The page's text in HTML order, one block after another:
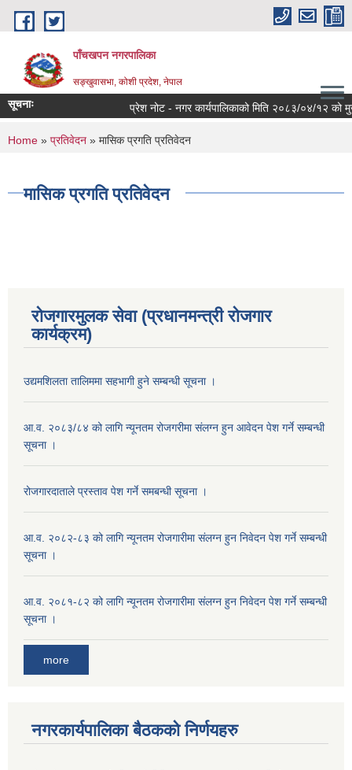
Skip to main content
पाँचखपन नगरपालिका
सङ्खु‍वासभा, कोशी प्रदेश, नेपाल
सूचनाः प्रेश नोट - नगर कार्यपालिकाको मिति २०८३/०४/१२ को मुख्य
You are here
Home » प्रतिवेदन » मासिक प्रगति प्रतिवेदन
मासिक प्रगति प्रतिवेदन
रोजगारमुलक सेवा (प्रधानमन्त्री रोजगार
कार्यक्रम)
उद्यमशिलता तालिममा सहभागी हुने सम्बन्धी सूचना ।
आ.व. २०८३/८४ को लागि न्यूनतम रोजगरीमा संलग्न हुन आवेदन पेश गर्ने सम्बन्धी
सूचना ।
रोजगारदाताले प्रस्ताव पेश गर्ने समबन्धी सूचना ।
आ.व. २०८२-८३ को लागि न्यूनतम रोजगारीमा संलग्न हुन निवेदन पेश गर्ने सम्बन्धी
सूचना ।
आ.व. २०८१-८२ को लागि न्यूनतम रोजगारीमा संलग्न हुन निवेदन पेश गर्ने सम्बन्धी
सूचना ।
more
नगरकार्यपालिका बैठकको निर्णयहरु